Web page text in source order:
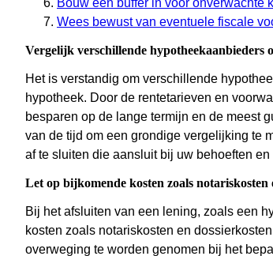
Bouw een buffer in voor onverwachte
Wees bewust van eventuele fiscale
Vergelijk verschillende hypotheekaanbieders
Het is verstandig om verschillende
hypotheek. Door de rentetarieven en
besparen op de lange termijn en de meest
van de tijd om een grondige vergelijking te
af te sluiten die aansluit bij uw behoeften en
Let op bijkomende kosten zoals
Bij het afsluiten van een lening, zoals een
kosten zoals notariskosten en
overweging te worden genomen bij het